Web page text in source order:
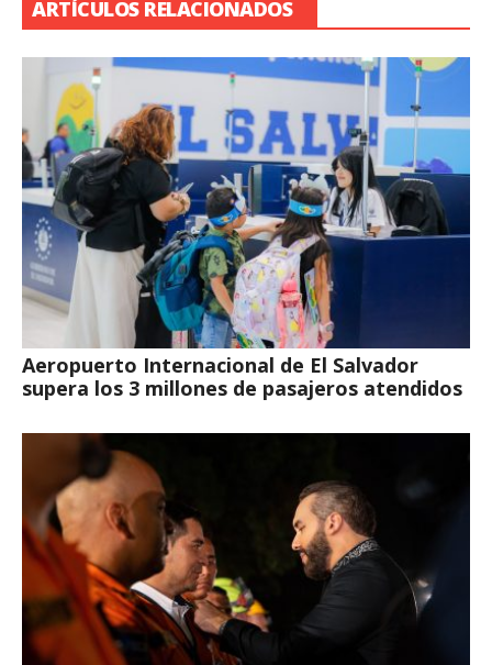
ARTÍCULOS RELACIONADOS
Aeropuerto Internacional de El Salvador
supera los 3 millones de pasajeros atendidos